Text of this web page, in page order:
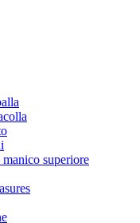
superiore